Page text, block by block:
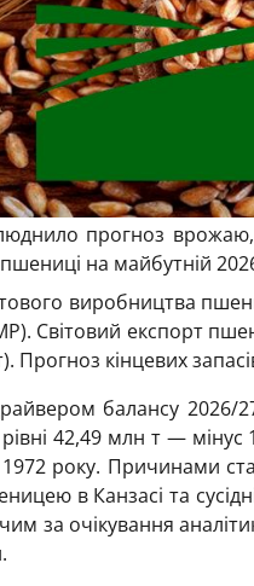
прогноз врожаю,
на майбутній
виробництва
Світовий експорт
Прогноз кінцевих
балансу 2026/
42,49 млн т —
1972 року. Причинами
в Канзасі та
за очікування